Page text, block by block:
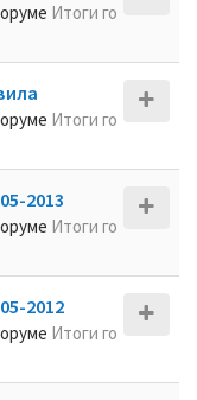
Итоги го
Итоги го
2013
Итоги го
2012
Итоги го